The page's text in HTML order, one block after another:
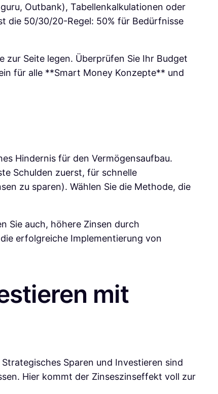
Outbank), Tabellenkalkulationen oder
die 50/30/20-Regel: 50% für Bedürfnisse
zur Seite legen. Überprüfen Sie Ihr Budget
für alle **Smart Money Konzepte** und
Hindernis für den Vermögensaufbau.
Schulden zuerst, für schnelle
zu sparen). Wählen Sie die Methode, die
Sie auch, höhere Zinsen durch
erfolgreiche Implementierung von
mit
Sparen und Investieren sind
Hier kommt der Zinseszinseffekt voll zur